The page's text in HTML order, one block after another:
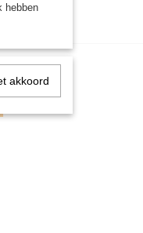
hebben
akkoord